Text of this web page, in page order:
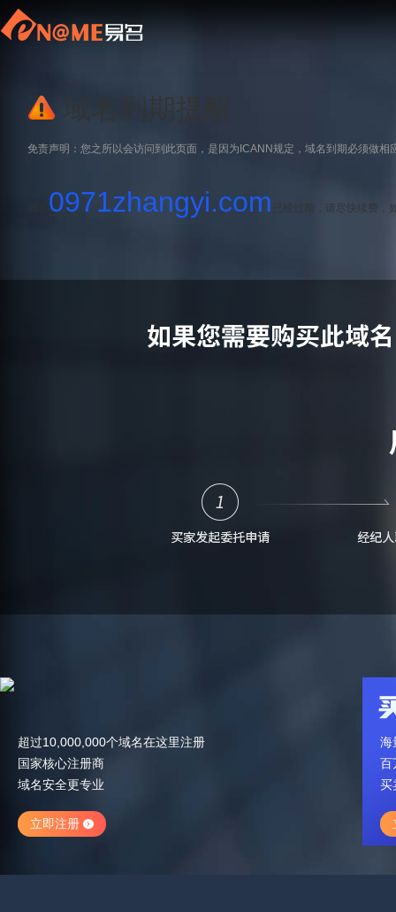
域名到期提醒
免责声明：您之所以会访问到此页面，是因为ICANN规定，域名到期必须做相
0971zhangyi.com 已经过期，请尽快续费
超过10,000,000个域名在这里注册
国家核心注册商
域名安全更专业
立即注册
海
百
买